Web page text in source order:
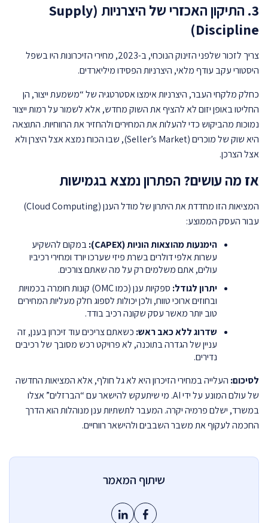
3. התיקון האכזרי של היצרניות (Supply
Discipline)
צריך לזכור שלפני הזינוק הנוכחי, ב-2023, מחירי הזיכרונות היו בשפל
היסטורי עקב עודף מלאי, היצרניות הפסידו מיליארדים.
כחלק מלקחי העבר, היצרניות אימצו אסטרטגיה של “משמעת ייצור, הן
החליטו באופן יזום לא להציף את השוק מחדש, אלא לשמור על רמות ייצור
נמוכות מהביקוש כדי להעלות את המחירים ולהחזיר את הרווחיות. התוצאה
היא שוק של מוכרים (Seller’s Market), שבו הכוח נמצא אצל היצרן ולא
אצל הצרכן.
אז מה עושים? הפתרון נמצא בגמישות
המציאות הזו מחדדת את היתרון של מודל הענן (Cloud Computing)
עבור העסק הממוצע:
הימנעות מהוצאות הוניות (CAPEX):
במקום להשקיע
עשרות אלפי דולרים בשרת פיזי שערכו יורד ומחירי רכיביו
עולים, אתם משלמים רק על מה שאתם צורכים.
יתרון לגודל:
ספקיות ענן (כמו OMC) קונות חומרה בכמויות
ובחוזים ארוכי טווח, ולכן יכולות לספוג חלק מעליות המחירים
טוב יותר מאשר עסק שקונה רכיב בודד.
שדרוג ללא כאב ראש: כשאתם צריכים עוד זיכרון בענן, זה
עניין של הגדרה בתוכנה, לא פרויקט רכש מסובך של רכיבים
נדירים.
לסיכום: העלייה במחירי הזיכרון היא לא גל חולף, אלא המציאות החדשה
של עולם המונע על ידי AI. מי שיתעקש להישאר עם “הברזלים” אצלו
במשרד, ישלם פרמיה יקרה. המעבר לתשתיות ענן מנוהלות הוא הדרך
החכמה לעקוף את משבר השבבים ולהישאר רווחיים.
שיתוף המאמר